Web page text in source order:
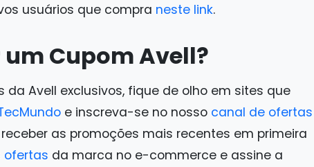
usuários que compra neste link.
Cupom Avell?
Avell exclusivos, fique de olho em sites que
e inscreva-se no nosso canal de ofertas
as promoções mais recentes em primeira
ofertas da marca no e-commerce e assine a